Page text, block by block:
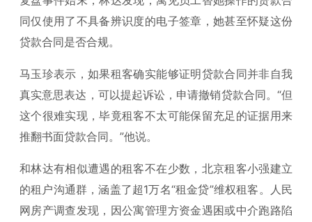
同仅使用了不具备辨识度的电子签章，她甚至怀疑这份
贷款合同是否合规。
马玉珍表示，如果租客确实能够证明贷款合同并非自我
真实意思表达，可以提起诉讼，申请撤销贷款合同。“但
这个很难实现，毕竟租客不太可能保留充足的证据用来
推翻书面贷款合同。”他说。
和林达有相似遭遇的租客不在少数，北京租客小强建立
的租户沟通群，涵盖了超1万名“租金贷”维权租客。人民
网房产调查发现，因公寓管理方资金遇困或中介跑路陷